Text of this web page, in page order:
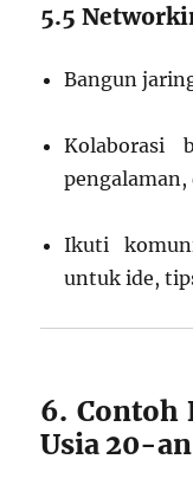
5.5
Bangun
Kolaborasi
pengalaman,
Ikuti
untuk ide,
6. Contoh
Usia 20-an